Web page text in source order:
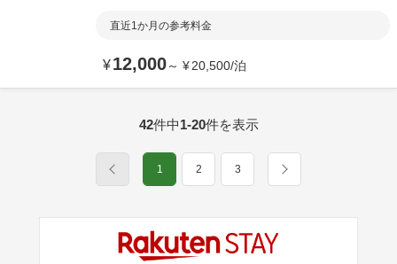
直近1か月の参考料金
¥12,000～ ¥20,500/泊
42件中1-20件を表示
1 2 3